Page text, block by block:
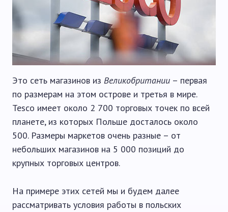
Это сеть магазинов из Великобритании – первая
по размерам на этом острове и третья в мире.
Tesco имеет около 2 700 торговых точек по всей
планете, из которых Польше досталось около
500. Размеры маркетов очень разные – от
небольших магазинов на 5 000 позиций до
крупных торговых центров.
На примере этих сетей мы и будем далее
рассматривать условия работы в польских